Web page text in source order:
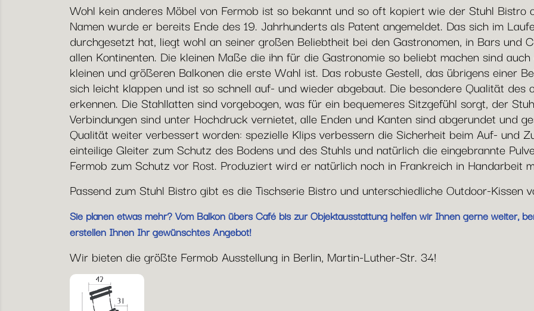
Wohl kein anderes Möbel von Fermob ist so bekannt und so oft kopiert wie der Stuhl Bistro
Namen wurde er bereits Ende des 19. Jahrhunderts als Patent angemeldet. Das sich im
durchgesetzt hat, liegt wohl an seiner großen Beliebtheit bei den Gastronomen, in Bars und
allen Kontinenten. Die kleinen Maße die ihn für die Gastronomie so beliebt machen sind
kleinen und größeren Balkonen die erste Wahl ist. Das robuste Gestell, das übrigens einer
sich leicht klappen und ist so schnell auf- und wieder abgebaut. Die besondere Qualität des
erkennen. Die Stahllatten sind vorgebogen, was für ein bequemeres Sitzgefühl sorgt, der
Verbindungen sind unter Hochdruck vernietet, alle Enden und Kanten sind abgerundet und
Qualität weiter verbessert worden: spezielle Klips verbessern die Sicherheit beim Auf- und
einteilige Gleiter zum Schutz des Bodens und des Stuhls und natürlich die eingebrannte
Fermob zum Schutz vor Rost. Produziert wird er natürlich noch in Frankreich in Handarbeit
Passend zum Stuhl Bistro gibt es die Tischserie Bistro und unterschiedliche Outdoor-Kissen
Sie planen etwas mehr? Vom Balkon übers Café bis zur Objektausstattung helfen wir Ihnen gerne weiter,
erstellen Ihnen Ihr gewünschtes Angebot!
Wir bieten die größte Fermob Ausstellung in Berlin, Martin-Luther-Str. 34!